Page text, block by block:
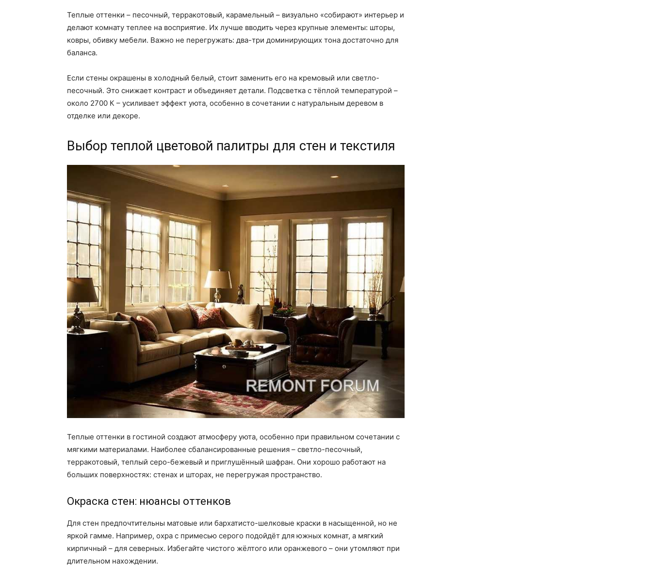
Теплые оттенки – песочный, терракотовый, карамельный – визуально «собирают» интерьер и
делают комнату теплее на восприятие. Их лучше вводить через крупные элементы: шторы,
ковры, обивку мебели. Важно не перегружать: два-три доминирующих тона достаточно для
баланса.
Если стены окрашены в холодный белый, стоит заменить его на кремовый или светло-
песочный. Это снижает контраст и объединяет детали. Подсветка с тёплой температурой –
около 2700 К – усиливает эффект уюта, особенно в сочетании с натуральным деревом в
отделке или декоре.
Выбор теплой цветовой палитры для стен и текстиля
Теплые оттенки в гостиной создают атмосферу уюта, особенно при правильном сочетании с
мягкими материалами. Наиболее сбалансированные решения – светло-песочный,
терракотовый, теплый серо-бежевый и приглушённый шафран. Они хорошо работают на
больших поверхностях: стенах и шторах, не перегружая пространство.
Окраска стен: нюансы оттенков
Для стен предпочтительны матовые или бархатисто-шелковые краски в насыщенной, но не
яркой гамме. Например, охра с примесью серого подойдёт для южных комнат, а мягкий
кирпичный – для северных. Избегайте чистого жёлтого или оранжевого – они утомляют при
длительном нахождении.